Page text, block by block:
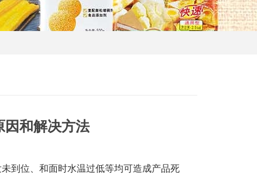
因和解决方法
到位、 和面时水温过低等均可造成产品死